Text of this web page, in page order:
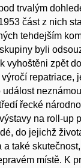
trvalým
část z nich
tehdejším
byli
vyhoštěni zpět
repatriace,
řecké
na roll-up
do jejichž
také
místě. K